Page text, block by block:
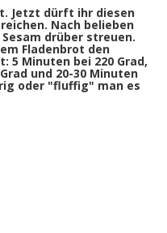
Jetzt dürft ihr diesen
Nach belieben
drüber streuen.
Fladenbrot den
5 Minuten bei 220 Grad,
und 20-30 Minuten
oder "fluffig" man es